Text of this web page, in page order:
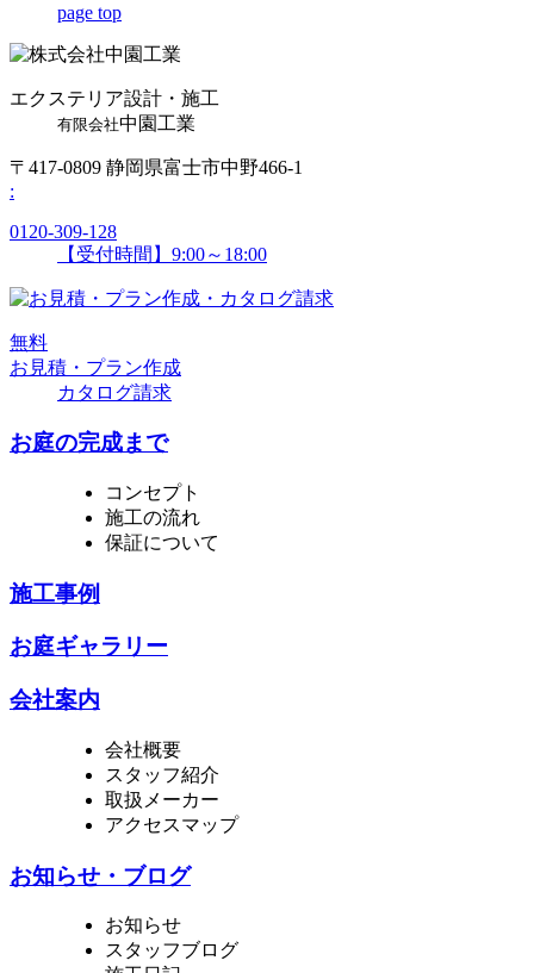
page top
エクステリア設計・施工
有限会社中園工業
〒417-0809 静岡県富士市中野466-1
:
0120-309-128
【受付時間】9:00～18:00
無料
お見積・プラン作成
カタログ請求
お庭の完成まで
コンセプト
施工の流れ
保証について
施工事例
お庭ギャラリー
会社案内
会社概要
スタッフ紹介
取扱メーカー
アクセスマップ
お知らせ・ブログ
お知らせ
スタッフブログ